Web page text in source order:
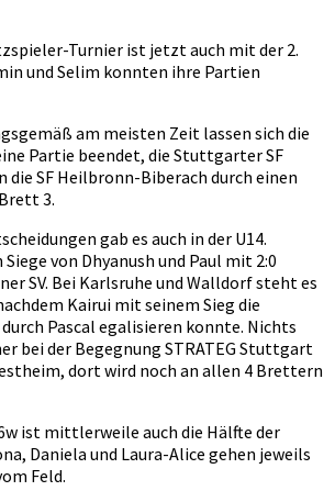
Turnier ist jetzt auch mit der 2.
und Selim konnten ihre Partien
am meisten Zeit lassen sich die
Partie beendet, die Stuttgarter SF
die SF Heilbronn-Biberach durch einen
3.
gab es auch in der U14.
von Dhyanush und Paul mit 2:0
SV. Bei Karlsruhe und Walldorf steht es
Kairui mit seinem Sieg die
Pascal egalisieren konnte. Nichts
bei der Begegnung STRATEG Stuttgart
dort wird noch an allen 4 Brettern
ist mittlerweile auch die Hälfte der
Daniela und Laura-Alice gehen jeweils
Feld.